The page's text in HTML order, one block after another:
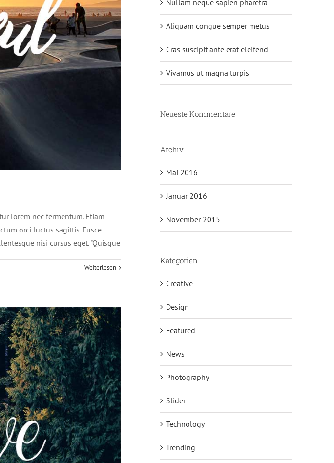
lorem nec fermentum. Etiam
orci luctus sagittis. Fusce
nisi cursus eget. "Quisque
Weiterlesen
Nullam neque sapien pharetra
Aliquam congue semper metus
Cras suscipit ante erat eleifend
Vivamus ut magna turpis
Neueste Kommentare
Archiv
Mai 2016
Januar 2016
November 2015
Kategorien
Creative
Design
Featured
News
Photography
Slider
Technology
Trending